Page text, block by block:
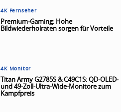
4K Fernseher
Premium-Gaming: Hohe
Bildwiederholraten sorgen für Vorteile
4K Monitor
Titan Army G2785S & C49C1S: QD-OLED-
und 49-Zoll-Ultra-Wide-Monitore zum
Kampfpreis